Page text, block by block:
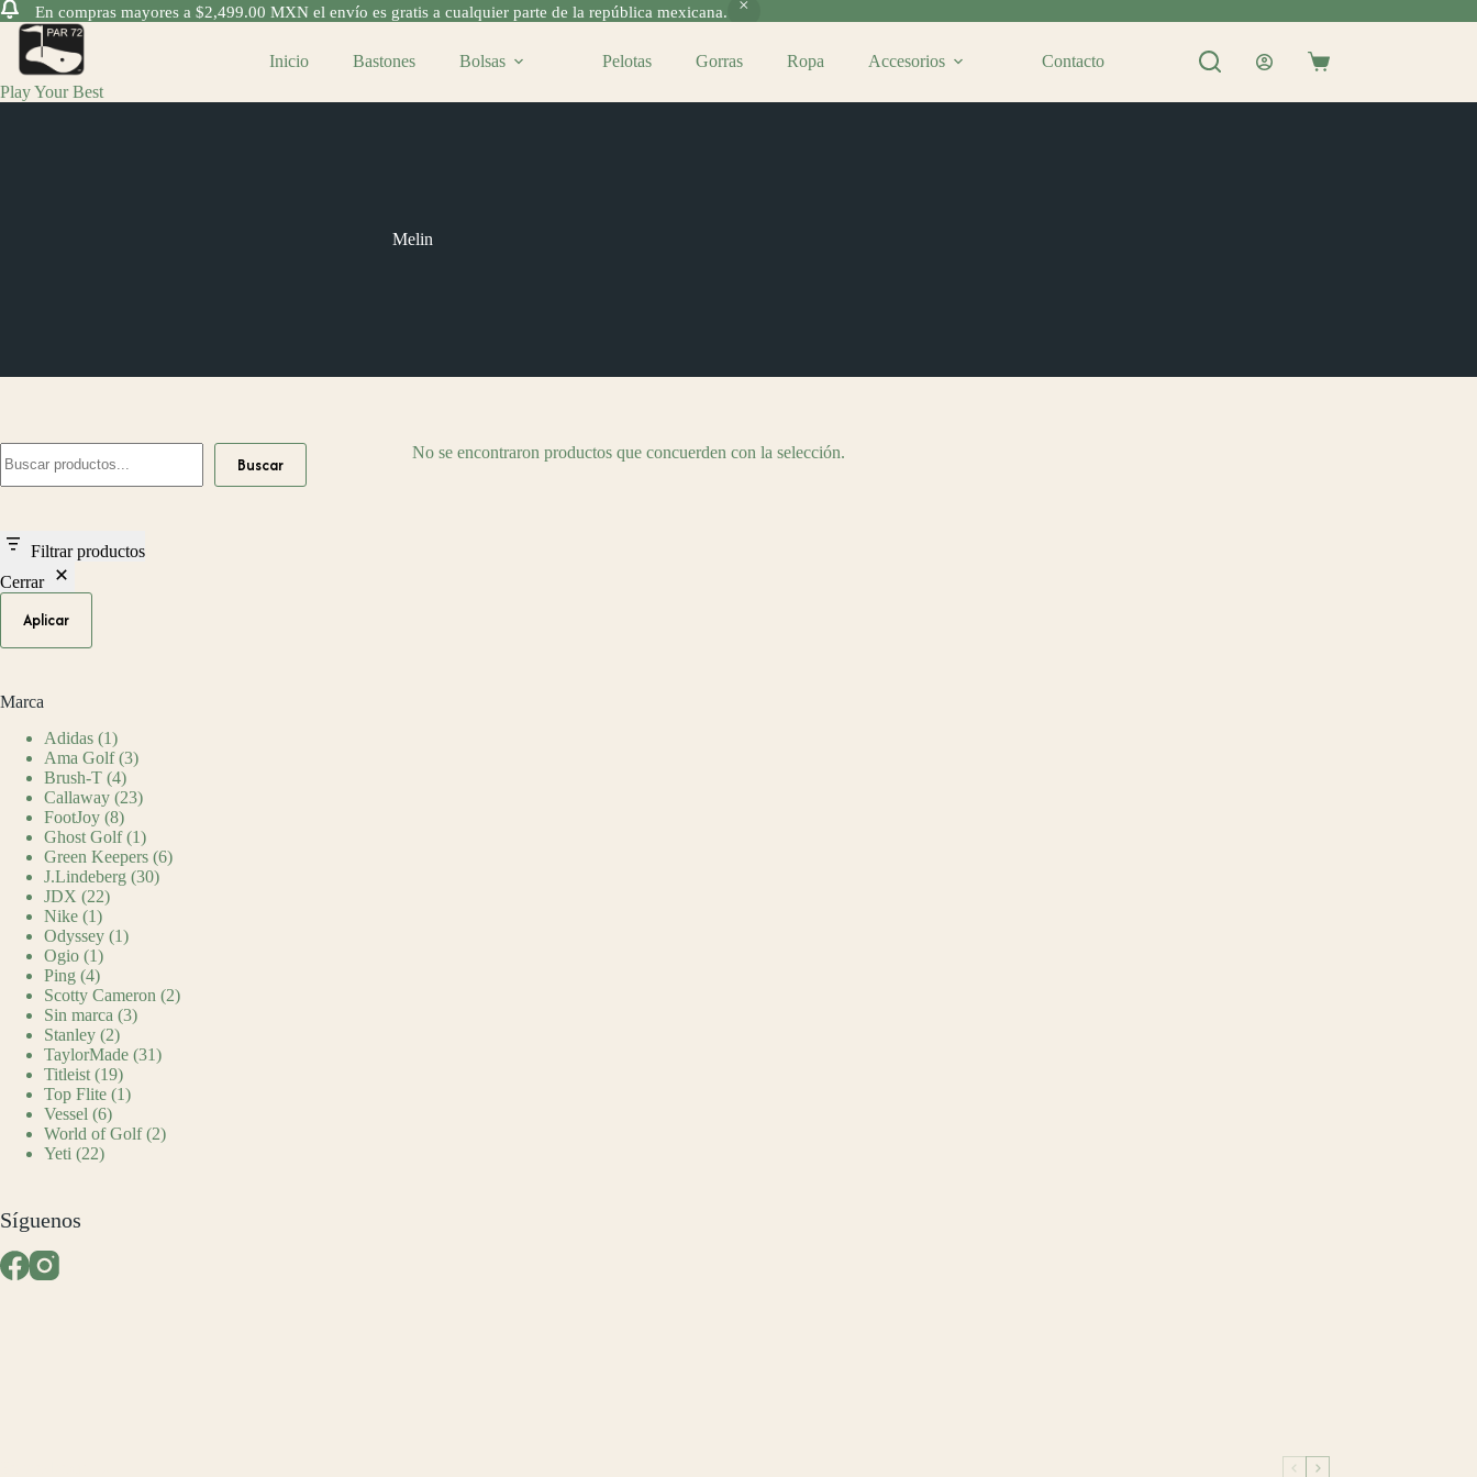
En compras mayores a $2,499.00 MXN el envío es gratis a cualquier parte de la república mexicana.
Saltar
contenido
Play Your Best
Inicio Bastones Bolsas Pelotas Gorras Ropa Accesorios Contacto
Shopping
Melin
No se encontraron productos que concuerden con la selección.
Buscar
Filtrar productos
Cerrar
Aplicar
Marca
Adidas (1)
Ama Golf (3)
Brush-T (4)
Callaway (23)
FootJoy (8)
Ghost Golf (1)
Green Keepers (6)
J.Lindeberg (30)
JDX (22)
Nike (1)
Odyssey (1)
Ogio (1)
Ping (4)
Scotty Cameron (2)
Sin marca (3)
Stanley (2)
TaylorMade (31)
Titleist (19)
Top Flite (1)
Vessel (6)
World of Golf (2)
Yeti (22)
Síguenos